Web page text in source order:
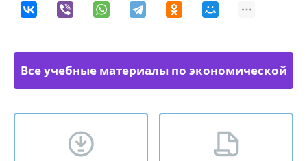
Все учебные материалы по экономической